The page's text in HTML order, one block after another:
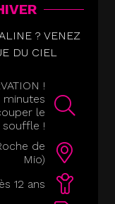
? VENEZ
DU CIEL
!
le
souffle !
de
Mio)
12 ans